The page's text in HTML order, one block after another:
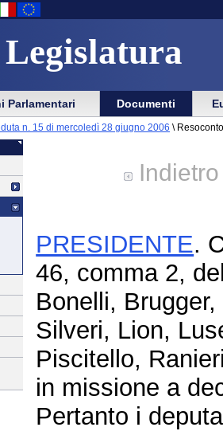
Parlamentari Documenti
n. 15 di mercoledì 28 giugno 2006 \
Indietro
PRESIDENTE.
46, comma 2,
Bonelli,
Silveri, Lion,
Piscitello,
in missione a
Pertanto i